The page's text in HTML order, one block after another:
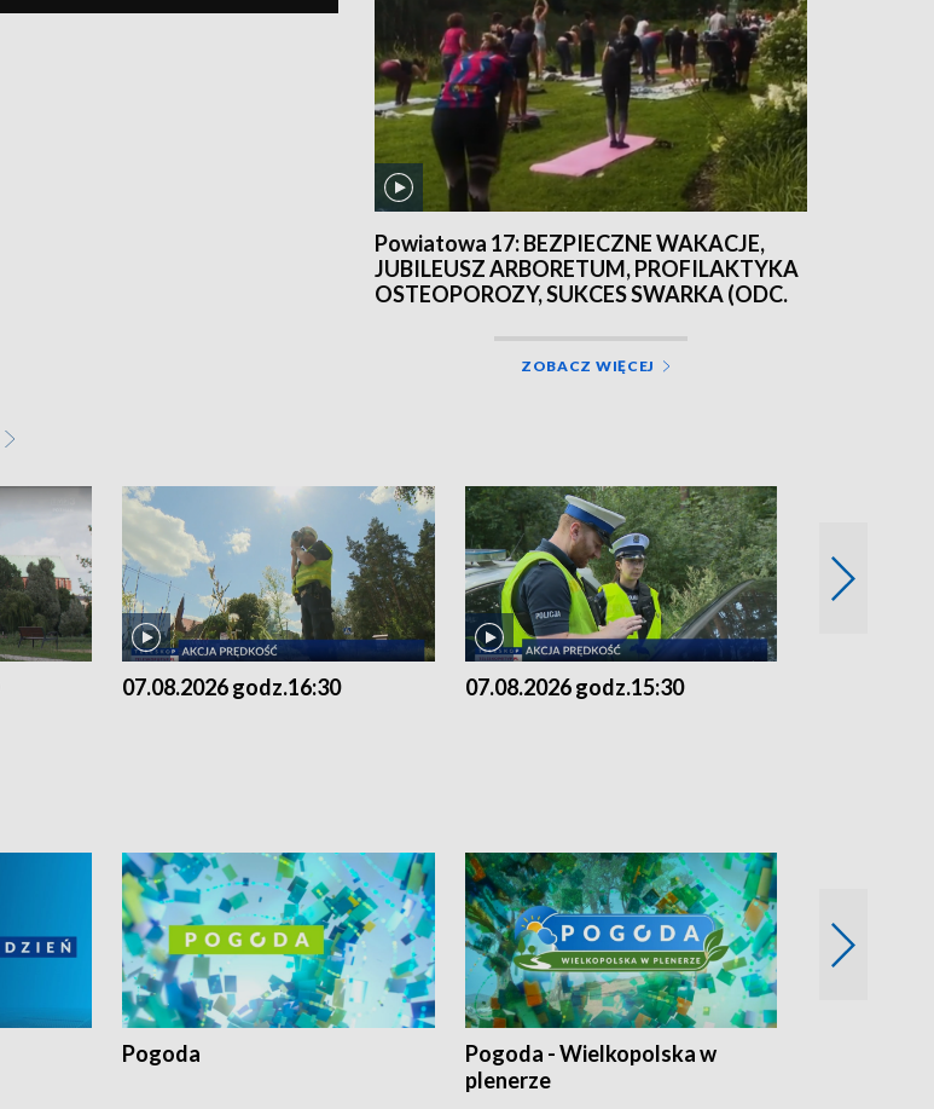
Powiatowa 17: BEZPIECZNE WAKACJE,
JUBILEUSZ ARBORETUM, PROFILAKTYKA
OSTEOPOROZY, SUKCES SWARKA (ODC.
ZOBACZ WIĘCEJ
07.08.2026 godz.16:30 07.08.2026 godz.15:30
Pogoda
Pogoda - Wielkopolska w
plenerze